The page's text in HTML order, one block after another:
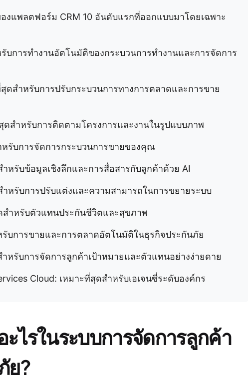
งแพลตฟอร์ม CRM 10 อันดับแรกที่ออกแบบมาโดยเฉพาะ
บการทำงานอัตโนมัติของกระบวนการทำงานและการจัดการ
สุดสำหรับการปรับกระบวนการทางการตลาดและการขาย
ดสำหรับการติดตามโครงการและงานในรูปแบบภาพ
หรับการจัดการกระบวนการขายของคุณ
ำหรับข้อมูลเชิงลึกและการสื่อสารกับลูกค้าด้วย AI
ำหรับการปรับแต่งและความสามารถในการขยายระบบ
สำหรับตัวแทนประกันชีวิตและสุขภาพ
รับการขายและการตลาดอัตโนมัติในธุรกิจประกันภัย
ำหรับการจัดการลูกค้าเป้าหมายและตัวแทนอย่างง่ายดาย
Cloud: เหมาะที่สุดสำหรับเอเจนซี่ระดับองค์กร
ไรในระบบการจัดการลูกค้า
ย?